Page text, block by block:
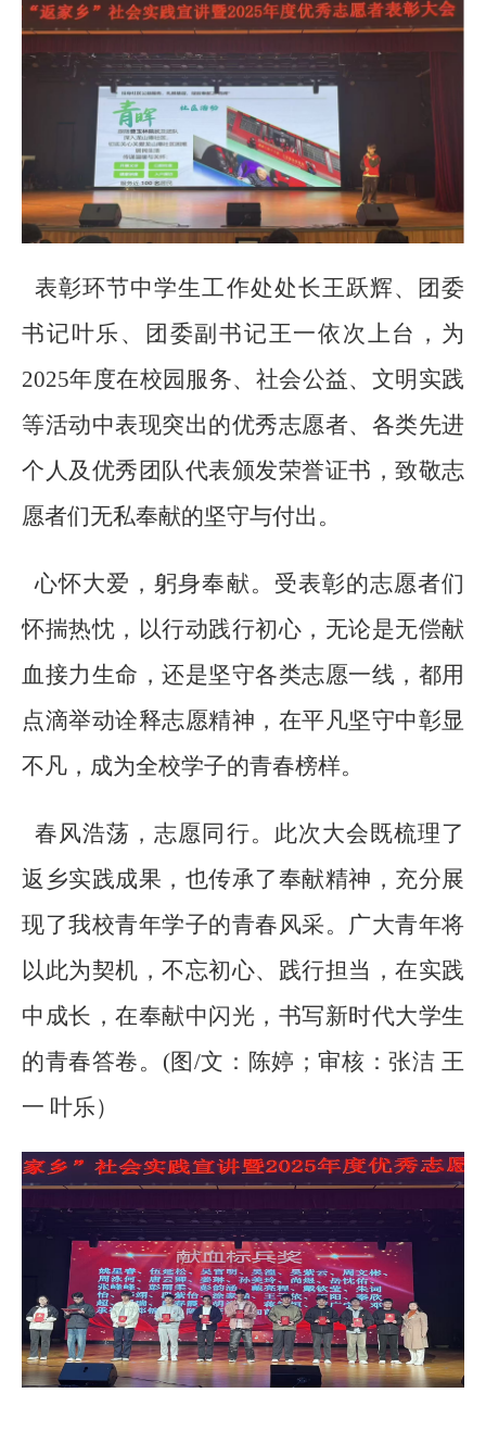
表彰环节中学生工作处处长王跃辉、团委
书记叶乐、团委副书记王一依次上台，为
2025年度在校园服务、社会公益、文明实践
等活动中表现突出的优秀志愿者、各类先进
个人及优秀团队代表颁发荣誉证书，致敬志
愿者们无私奉献的坚守与付出。
心怀大爱，躬身奉献。受表彰的志愿者们
怀揣热忱，以行动践行初心，无论是无偿献
血接力生命，还是坚守各类志愿一线，都用
点滴举动诠释志愿精神，在平凡坚守中彰显
不凡，成为全校学子的青春榜样。
春风浩荡，志愿同行。此次大会既梳理了
返乡实践成果，也传承了奉献精神，充分展
现了我校青年学子的青春风采。广大青年将
以此为契机，不忘初心、践行担当，在实践
中成长，在奉献中闪光，书写新时代大学生
的青春答卷。 (图/文：陈婷；审核：张洁 王
一 叶乐）